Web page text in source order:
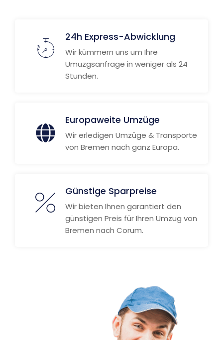
24h Express-Abwicklung
Wir kümmern uns um Ihre
Umuzgsanfrage in weniger als 24
Stunden.
Europaweite Umzüge
Wir erledigen Umzüge & Transporte
von Bremen nach ganz Europa.
Günstige Sparpreise
Wir bieten Ihnen garantiert den
günstigen Preis für Ihren Umzug von
Bremen nach Corum.